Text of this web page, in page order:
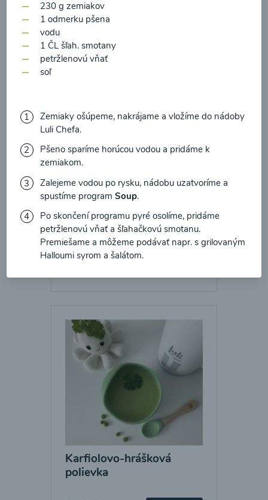
00:17
Kalerábovo-cuketová
polievka s hráškom
Karfiolovo-hrášková
polievka
230 g zemiakov
1 odmerku pšena
vodu
1 ČL šľah. smotany
petržlenovú vňať
soľ
Zemiaky ošúpeme, nakrájame a vložíme do nádoby
Luli Chefa.
Pšeno sparíme horúcou vodou a pridáme k
zemiakom.
Zalejeme vodou po rysku, nádobu uzatvoríme a
spustíme programSoup.
Po skončení programu pyré osolíme, pridáme
petržlenovú vňať a šľahačkovú smotanu.
Premiešame a môžeme podávať napr. s grilovaným
Halloumi syrom a šalátom.
prečítal(a)informácie o Ochrane osobných
údajova súhlasím s nimi.